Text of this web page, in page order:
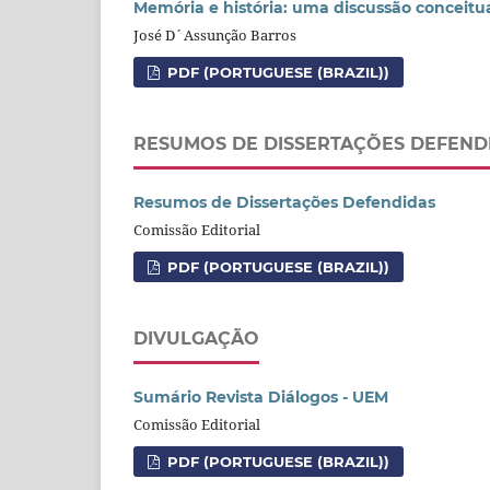
Memória e história: uma discussão
José D´Assunção Barros
PDF (PORTUGUESE (BRAZIL))
RESUMOS DE DISSERTAÇÕES
Resumos de Dissertações Defendidas
Comissão Editorial
PDF (PORTUGUESE (BRAZIL))
DIVULGAÇÃO
Sumário Revista Diálogos - UEM
Comissão Editorial
PDF (PORTUGUESE (BRAZIL))